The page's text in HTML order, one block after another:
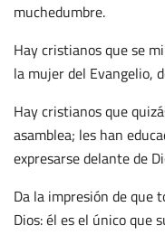
muchedumbre.
Hay cristianos que se
la mujer del Evangelio,
Hay cristianos que
asamblea; les han
expresarse delante de
Da la impresión de que
Dios: él es el único que